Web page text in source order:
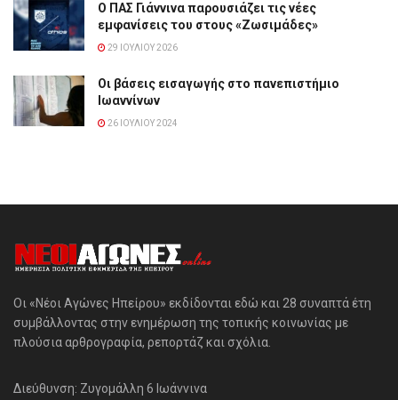
Ο ΠΑΣ Γιάννινα παρουσιάζει τις νέες
εμφανίσεις του στους «Ζωσιμάδες»
29 ΙΟΥΛΊΟΥ 2026
Οι βάσεις εισαγωγής στο πανεπιστήμιο
Ιωαννίνων
26 ΙΟΥΛΊΟΥ 2024
Οι «Νέοι Αγώνες Ηπείρου» εκδίδονται εδώ και 28 συναπτά έτη
συμβάλλοντας στην ενημέρωση της τοπικής κοινωνίας με
πλούσια αρθρογραφία, ρεπορτάζ και σχόλια.
Διεύθυνση: Ζυγομάλλη 6 Ιωάννινα